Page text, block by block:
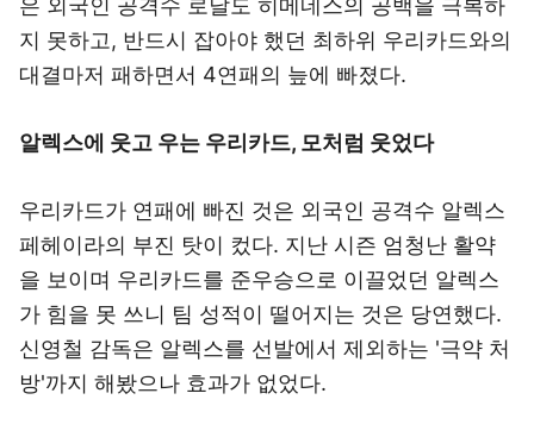
은 외국인 공격수 로날도 히메네스의 공백을 극복하
지 못하고, 반드시 잡아야 했던 최하위 우리카드와의
대결마저 패하면서 4연패의 늪에 빠졌다.
알렉스에 웃고 우는 우리카드, 모처럼 웃었다
우리카드가 연패에 빠진 것은 외국인 공격수 알렉스
페헤이라의 부진 탓이 컸다. 지난 시즌 엄청난 활약
을 보이며 우리카드를 준우승으로 이끌었던 알렉스
가 힘을 못 쓰니 팀 성적이 떨어지는 것은 당연했다.
신영철 감독은 알렉스를 선발에서 제외하는 '극약 처
방'까지 해봤으나 효과가 없었다.